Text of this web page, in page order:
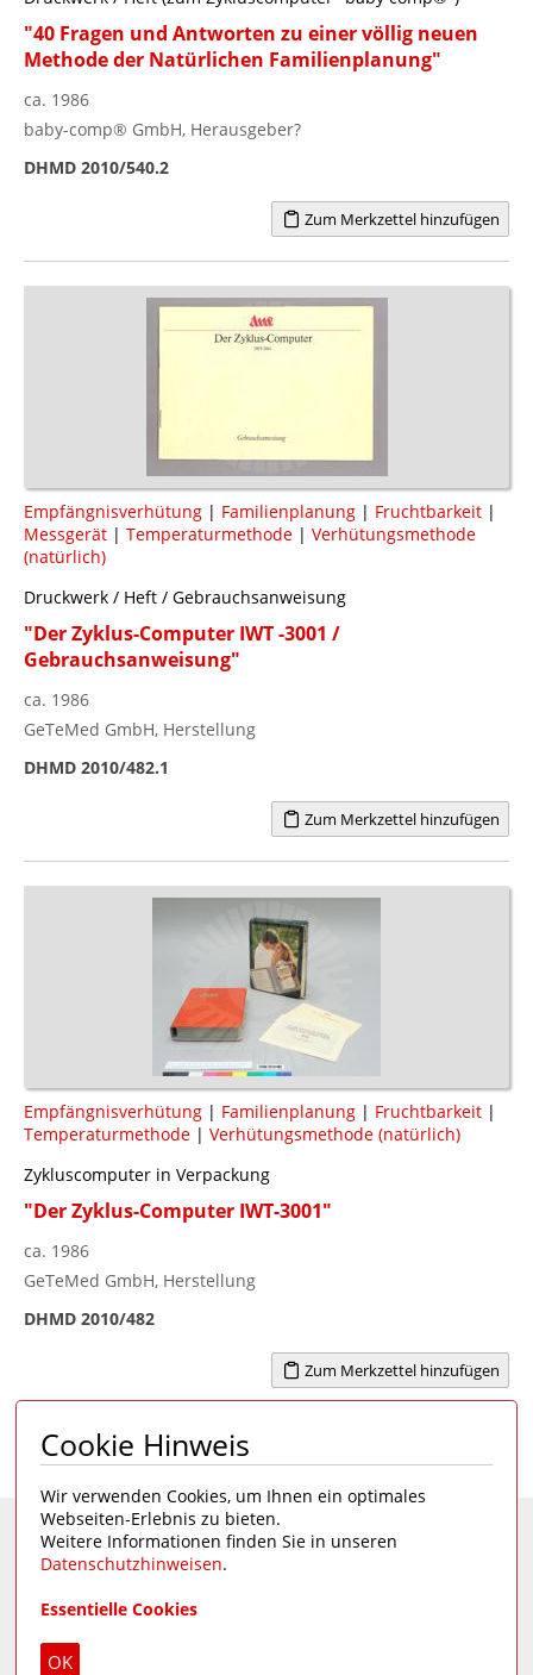
"40 Fragen und Antworten zu einer völlig neuen
Methode der Natürlichen Familienplanung"
ca. 1986
baby-comp® GmbH, Herausgeber?
DHMD 2010/540.2
Zum Merkzettel hinzufügen
Empfängnisverhütung | Familienplanung | Fruchtbarkeit |
Messgerät | Temperaturmethode | Verhütungsmethode
(natürlich)
Druckwerk / Heft / Gebrauchsanweisung
"Der Zyklus-Computer IWT -3001 /
Gebrauchsanweisung"
ca. 1986
GeTeMed GmbH, Herstellung
DHMD 2010/482.1
Zum Merkzettel hinzufügen
Empfängnisverhütung | Familienplanung | Fruchtbarkeit |
Temperaturmethode | Verhütungsmethode (natürlich)
Zykluscomputer in Verpackung
"Der Zyklus-Computer IWT-3001"
ca. 1986
GeTeMed GmbH, Herstellung
DHMD 2010/482
Zum Merkzettel hinzufügen
Seite 1 von 1 1
Eine Seite desDeutschen Hygiene-Museums
Cookie Hinweis
Wir verwenden Cookies, um Ihnen ein optimales
Webseiten-Erlebnis zu bieten.
Weitere Informationen finden Sie in unseren
Datenschutzhinweisen.
Essentielle Cookies
OK